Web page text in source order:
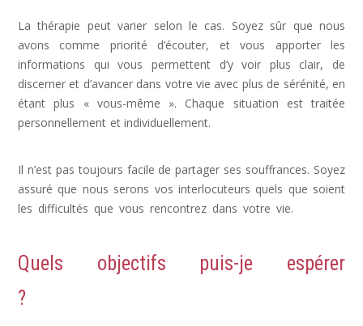
La thérapie peut varier selon le cas. Soyez sûr que nous
avons comme priorité d’écouter, et vous apporter les
informations qui vous permettent d’y voir plus clair, de
discerner et d’avancer dans votre vie avec plus de sérénité, en
étant plus « vous-même ». Chaque situation est traitée
personnellement et individuellement.
Il n’est pas toujours facile de partager ses souffrances. Soyez
assuré que nous serons vos interlocuteurs quels que soient
les difficultés que vous rencontrez dans votre vie.
Quels objectifs puis-je espérer
?